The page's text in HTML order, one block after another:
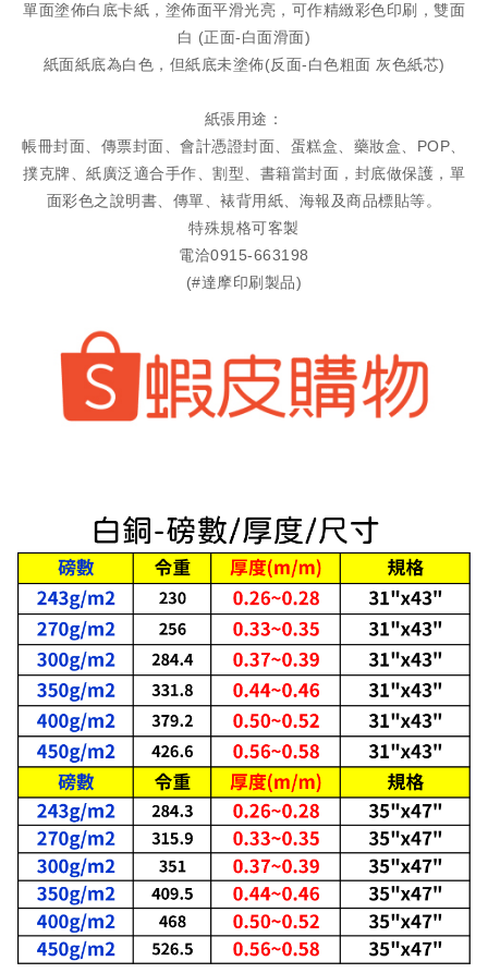
單面塗佈白底卡紙，塗佈面平滑光亮，可作精緻彩色印刷，雙面
白 (正面-白面滑面)
紙面紙底為白色，但紙底未塗佈(反面-白色粗面 灰色紙芯)
紙張用途：
帳冊封面、傳票封面、會計憑證封面、蛋糕盒、藥妝盒、POP、
撲克牌、紙廣泛適合手作、割型、書籍當封面，封底做保護，單
面彩色之說明書、傳單、裱背用紙、海報及商品標貼等。
特殊規格可客製
電洽0915-663198
(#達摩印刷製品)